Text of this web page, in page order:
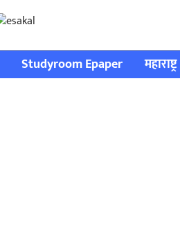
Studyroom Epaper महाराष्ट्र